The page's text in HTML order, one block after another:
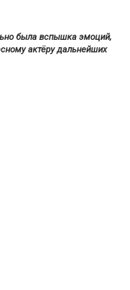
была вспышка эмоций,
актёру дальнейших